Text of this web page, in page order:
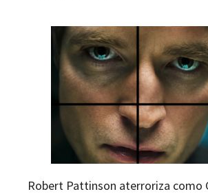
Robert Pattinson aterroriza como